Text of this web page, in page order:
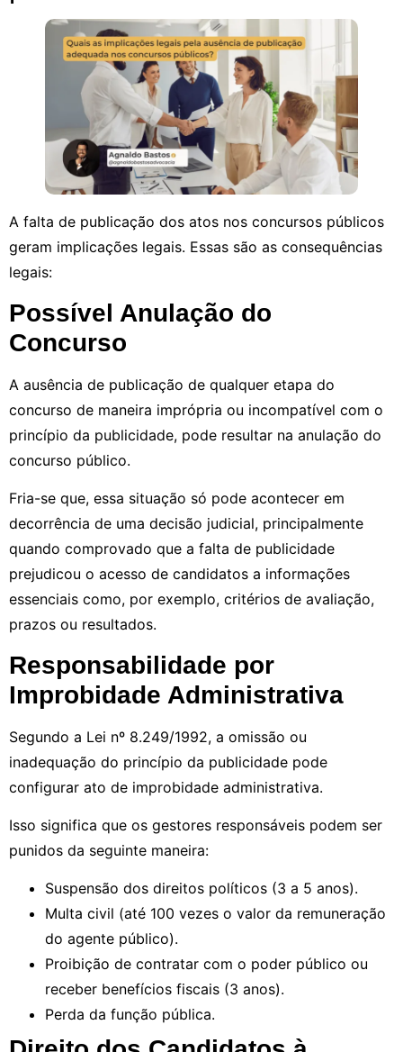
A falta de publicação dos atos nos concursos públicos
geram implicações legais. Essas são as consequências
legais:
Possível Anulação do
Concurso
A ausência de publicação de qualquer etapa do
concurso de maneira imprópria ou incompatível com o
princípio da publicidade, pode resultar na anulação do
concurso público.
Fria-se que, essa situação só pode acontecer em
decorrência de uma decisão judicial, principalmente
quando comprovado que a falta de publicidade
prejudicou o acesso de candidatos a informações
essenciais como, por exemplo, critérios de avaliação,
prazos ou resultados.
Responsabilidade por
Improbidade Administrativa
Segundo a Lei nº 8.249/1992, a omissão ou
inadequação do princípio da publicidade pode
configurar ato de improbidade administrativa.
Isso significa que os gestores responsáveis podem ser
punidos da seguinte maneira:
Suspensão dos direitos políticos (3 a 5 anos).
Multa civil (até 100 vezes o valor da remuneração
do agente público).
Proibição de contratar com o poder público ou
receber benefícios fiscais (3 anos).
Perda da função pública.